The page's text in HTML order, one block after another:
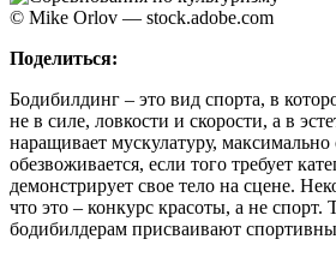
© Mike Orlov — stock.adobe.com
Поделиться:
Бодибилдинг – это вид спорта, в
не в силе, ловкости и скорости, а в
наращивает мускулатуру,
обезвоживается, если того требует
демонстрирует свое тело на сцене.
что это – конкурс красоты, а не спорт.
бодибилдерам присваивают